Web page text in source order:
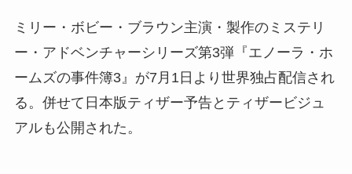
ミリー・ボビー・ブラウン主演・製作のミステリ
ー・アドベンチャーシリーズ第3弾『エノーラ・ホ
ームズの事件簿3』が7月1日より世界独占配信され
る。併せて日本版ティザー予告とティザービジュ
アルも公開された。